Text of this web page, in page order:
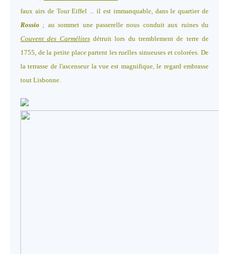
faux airs de Tour Eiffel ... il est immanquable, dans le quartier de
Rossio ; au sommet une passerelle nous conduit aux ruines du
Couvent des Carmélitesdétruit lors du tremblement de terre de
1755, de la petite place partent les ruelles sinueuses et colorées. De
la terrasse de l'ascenseur la vue est magnifique, le regard embrasse
tout Lisbonne.